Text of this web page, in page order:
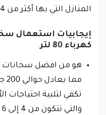
المنازل التي بها أكثر من 4 أفراد.
إيجابيات استعمال
كهرباء 80 لتر
تكفي لتلبية